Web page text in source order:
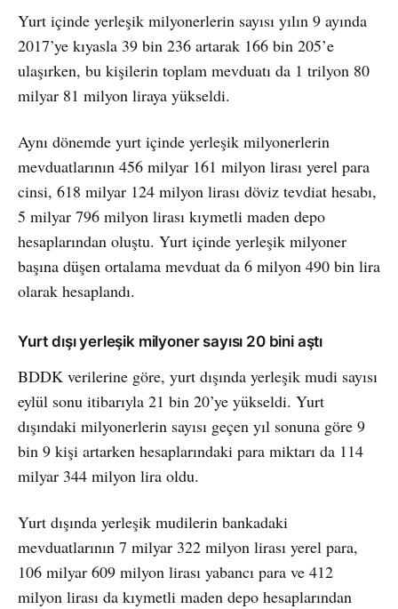
Yurt içinde yerleşik milyonerlerin sayısı yılın 9 ayında
2017’ye kıyasla 39 bin 236 artarak 166 bin 205’e
ulaşırken, bu kişilerin toplam mevduatı da 1 trilyon 80
milyar 81 milyon liraya yükseldi.
Aynı dönemde yurt içinde yerleşik milyonerlerin
mevduatlarının 456 milyar 161 milyon lirası yerel para
cinsi, 618 milyar 124 milyon lirası döviz tevdiat hesabı,
5 milyar 796 milyon lirası kıymetli maden depo
hesaplarından oluştu. Yurt içinde yerleşik milyoner
başına düşen ortalama mevduat da 6 milyon 490 bin lira
olarak hesaplandı.
Yurt dışı yerleşik milyoner sayısı 20 bini aştı
BDDK verilerine göre, yurt dışında yerleşik mudi sayısı
eylül sonu itibarıyla 21 bin 20’ye yükseldi. Yurt
dışındaki milyonerlerin sayısı geçen yıl sonuna göre 9
bin 9 kişi artarken hesaplarındaki para miktarı da 114
milyar 344 milyon lira oldu.
Yurt dışında yerleşik mudilerin bankadaki
mevduatlarının 7 milyar 322 milyon lirası yerel para,
106 milyar 609 milyon lirası yabancı para ve 412
milyon lirası da kıymetli maden depo hesaplarından